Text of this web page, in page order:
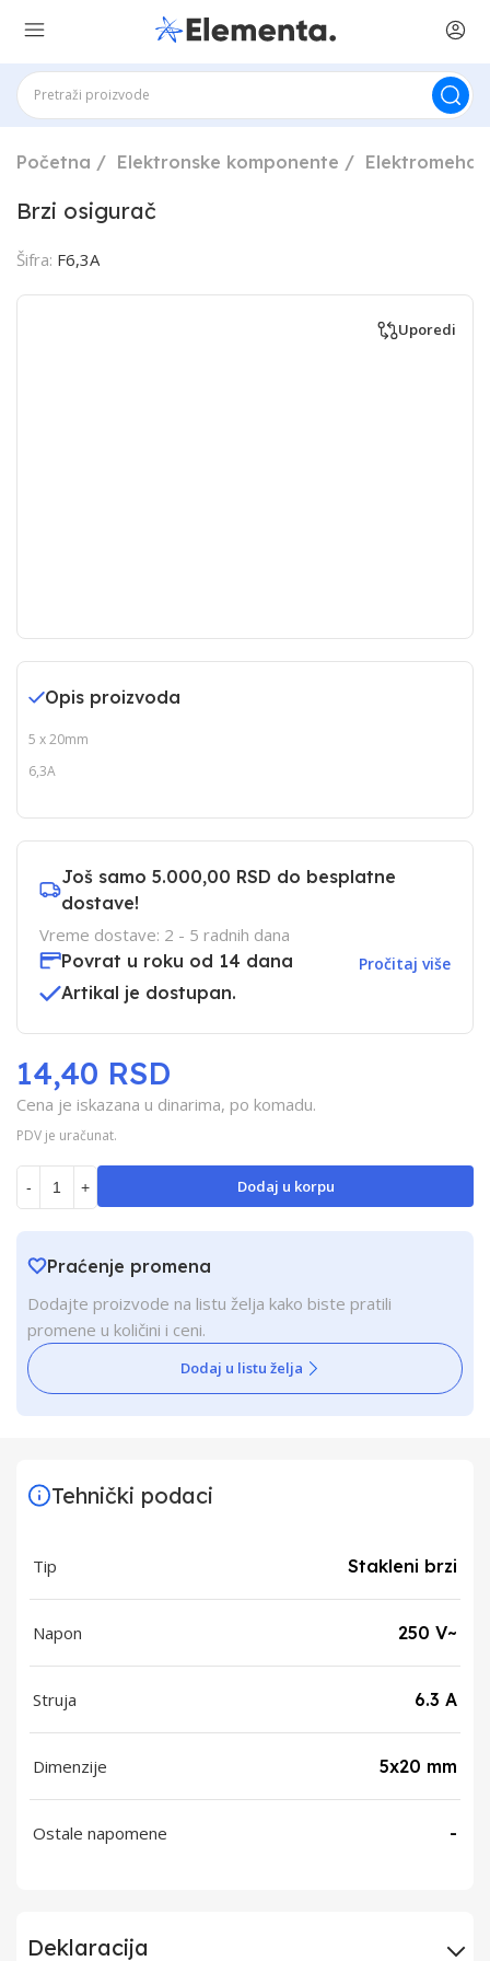
Početna Elektronske komponente
Brzi osigurač
Šifra: F6,3A
Uporedi
Opis proizvoda
5 x 20mm
6,3A
Još samo 5.000,00 RSD do besplatne
dostave!
Vreme dostave: 2 - 5 radnih dana
Povrat u roku od 14 dana
Pročitaj više
Artikal je dostupan.
Cena je iskazana u dinarima, po komadu.
PDV je uračunat.
14,40 RSD
- + Dodaj u korpu
Praćenje promena
Dodajte proizvode na listu želja kako biste pratili
promene u količini i ceni.
Dodaj u listu želja
Tehnički podaci
Tip Stakleni brzi
Napon 250 V~
Struja 6.3 A
Dimenzije 5x20 mm
Ostale napomene -
Deklaracija